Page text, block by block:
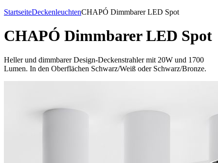
StartseiteDeckenleuchtenCHAPÓ Dimmbarer LED Spot
CHAPÓ Dimmbarer LED Spot
Heller und dimmbarer Design-Deckenstrahler mit 20W und 1700
Lumen. In den Oberflächen Schwarz/Weiß oder Schwarz/Bronze.